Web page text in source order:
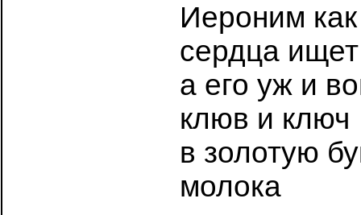
Иероним
сердца ищет
а его уж и
клюв и ключ
в золотую
молока